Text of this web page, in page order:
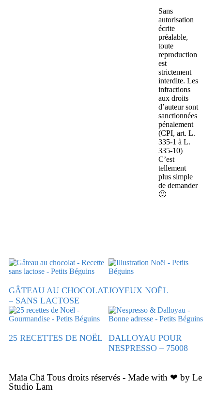
Sans
autorisation
écrite
préalable,
toute
reproduction
est
strictement
interdite. Les
infractions
aux droits
d’auteur sont
sanctionnées
pénalement
(CPI, art. L.
335-1 à L.
335-10)
C’est
tellement
plus simple
de demander
🙂
GÂTEAU AU CHOCOLAT
– SANS LACTOSE
JOYEUX NOËL
25 RECETTES DE NOËL
DALLOYAU POUR
NESPRESSO – 75008
Maïa Chä Tous droits réservés - Made with ❤ by Le
Studio Lam